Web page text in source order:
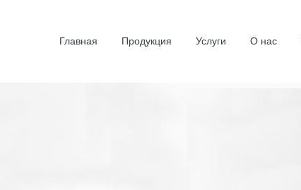
Главная Продукция Услуги О нас